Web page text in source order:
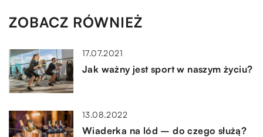
ZOBACZ RÓWNIEŻ
17.07.2021
Jak ważny jest sport w naszym życiu?
13.08.2022
Wiaderka na lód – do czego służą?